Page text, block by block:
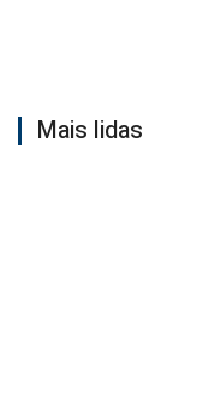
Mais lidas